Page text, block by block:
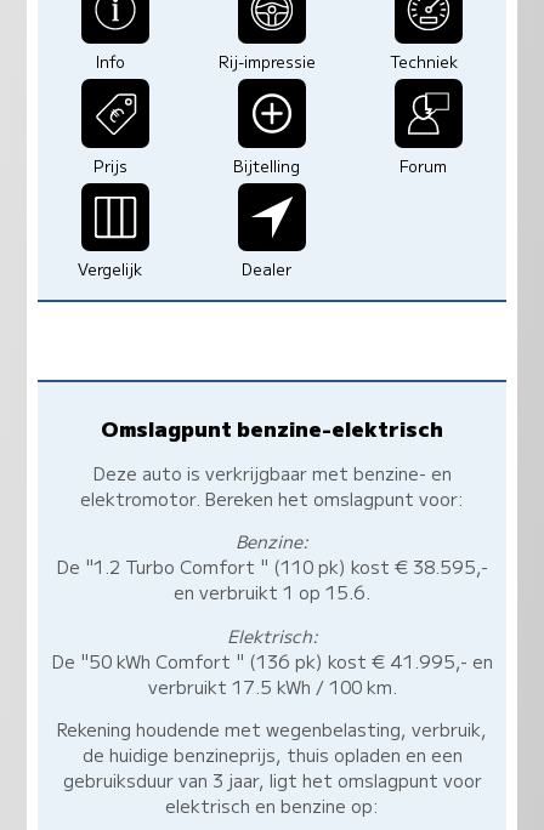
Info Rij-impressie Techniek
Prijs Bijtelling Forum
Vergelijk Dealer
Omslagpunt benzine-elektrisch
Deze auto is verkrijgbaar met benzine- en
elektromotor. Bereken het omslagpunt voor:
Benzine:
De "1.2 Turbo Comfort " (110 pk) kost € 38.595,-
en verbruikt 1 op 15.6.
Elektrisch:
De "50 kWh Comfort " (136 pk) kost € 41.995,- en
verbruikt 17.5 kWh / 100 km.
Rekening houdende met wegenbelasting, verbruik,
de huidige benzineprijs, thuis opladen en een
gebruiksduur van 3 jaar, ligt het omslagpunt voor
elektrisch en benzine op: